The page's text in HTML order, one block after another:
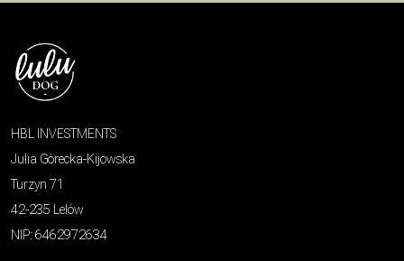
HBL INVESTMENTS
Julia Górecka-Kijowska
Turzyn 71
42-235 Lelów
NIP: 6462972634